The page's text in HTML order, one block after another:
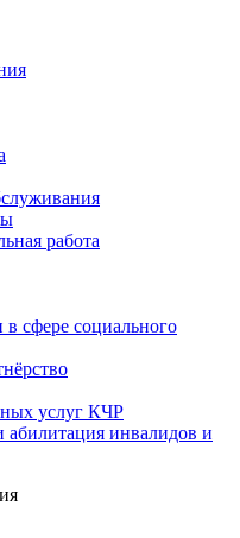
работа
сфере социального
услуг КЧР
абилитация инвалидов и